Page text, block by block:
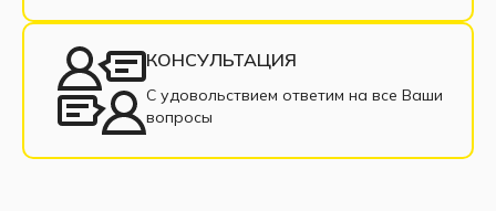
Угловые диваны в рассрочку
Недорогие угловые диваны
Угловые диваны с подлокотниками
Угловой диван со спальным местом
КОНСУЛЬТАЦИЯ
С удовольствием ответим на все Ваши
вопросы